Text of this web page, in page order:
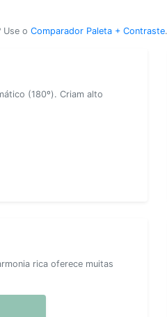
Use o Comparador Paleta + Contraste.
(180º). Criam alto
rica oferece muitas